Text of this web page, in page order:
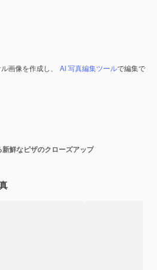
画像を作成し、 AI 写真編集ツールで編集で
鮮なピザのクローズアップ